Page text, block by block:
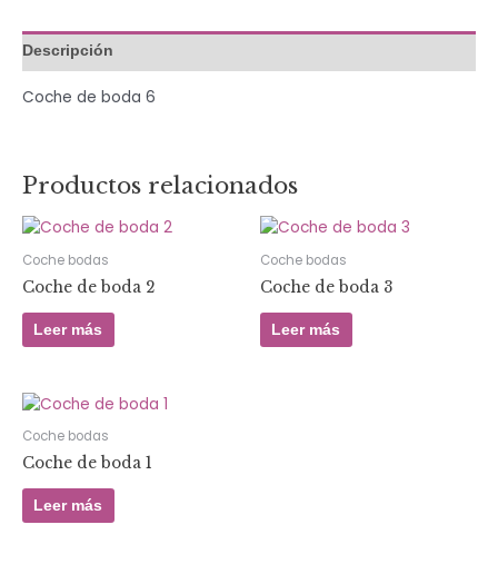
Descripción
Coche de boda 6
Productos relacionados
Coche bodas
Coche de boda 2
Leer más
Coche bodas
Coche de boda 3
Leer más
Coche bodas
Coche de boda 1
Leer más